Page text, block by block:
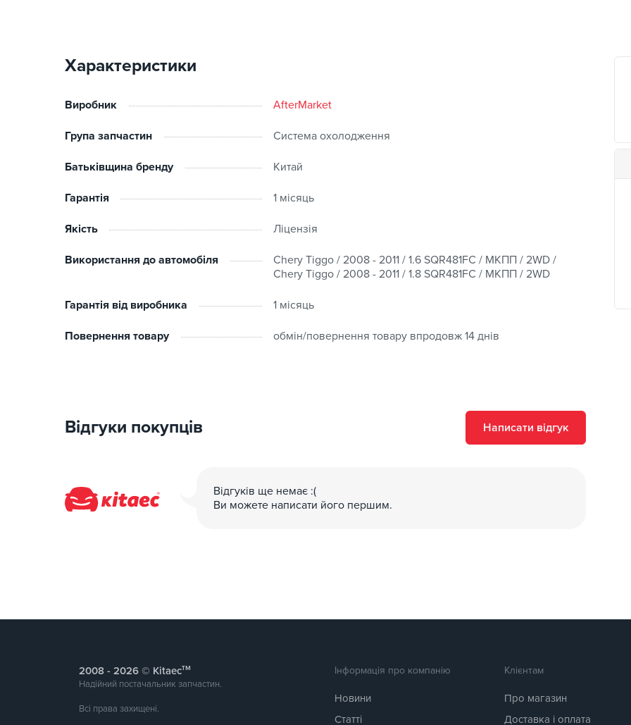
Характеристики
Виробник AfterMarket
Група запчастин Система охолодження
Батьківщина бренду Китай
Гарантія 1 місяць
Якість Ліцензія
Використання до автомобіля
Chery Tiggo / 2008 - 2011 / 1.6 SQR481FC / МКПП / 2WD /
Chery Tiggo / 2008 - 2011 / 1.8 SQR481FC / МКПП / 2WD
Гарантія від виробника 1 місяць
Повернення товару обмін/повернення товару впродовж 14 днів
Відгуки покупців Написати відгук
Відгуків ще немає :(
Ви можете написати його першим.
Інформація про компанію
Новини
Статті
Клієнтам
Про магазин
Доставка і оплата
2008 - © Kitaecтм
Надійний постачальник запчастин.
Всі права захищені.